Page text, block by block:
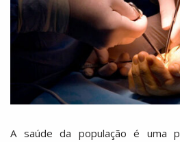
A saúde da população é uma